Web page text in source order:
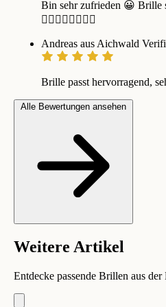
Bin sehr zufrieden 😀 Brille
👍🏼👍🏼👍🏼👍🏼
Andreas aus Aichwald
Brille passt hervorragend,
Alle Bewertungen ansehen
Weitere Artikel
Entdecke passende Brillen aus